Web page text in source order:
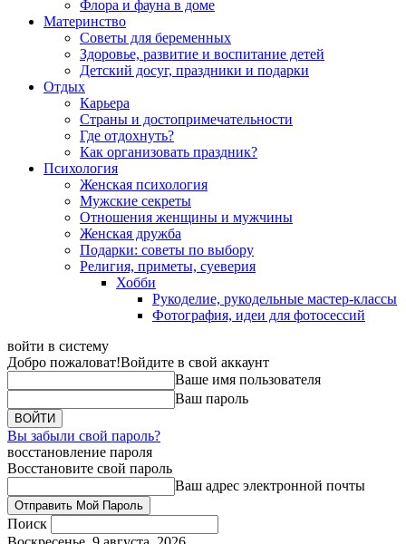
Флора и фауна в доме
Материнство
Советы для беременных
Здоровье, развитие и воспитание детей
Детский досуг, праздники и подарки
Отдых
Карьера
Страны и достопримечательности
Где отдохнуть?
Как организовать праздник?
Психология
Женская психология
Мужские секреты
Отношения женщины и мужчины
Женская дружба
Подарки: советы по выбору
Религия, приметы, суеверия
Хобби
Рукоделие, рукодельные мастер-классы
Фотография, идеи для фотосессий
войти в систему
Добро пожаловат!Войдите в свой аккаунт
Ваше имя пользователя
Ваш пароль
Вы забыли свой пароль?
восстановление пароля
Восстановите свой пароль
Ваш адрес электронной почты
Поиск